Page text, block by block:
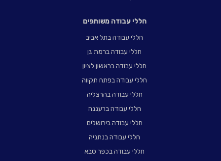
חללי עבודה משותפים
חללי עבודה בתל אביב
חללי עבודה ברמת גן
חללי עבודה בראשון לציון
חללי עבודה בפתח תקווה
חללי עבודה בהרצליה
חללי עבודה ברעננה
חללי עבודה בירושלים
חללי עבודה בנתניה
חללי עבודה בכפר סבא